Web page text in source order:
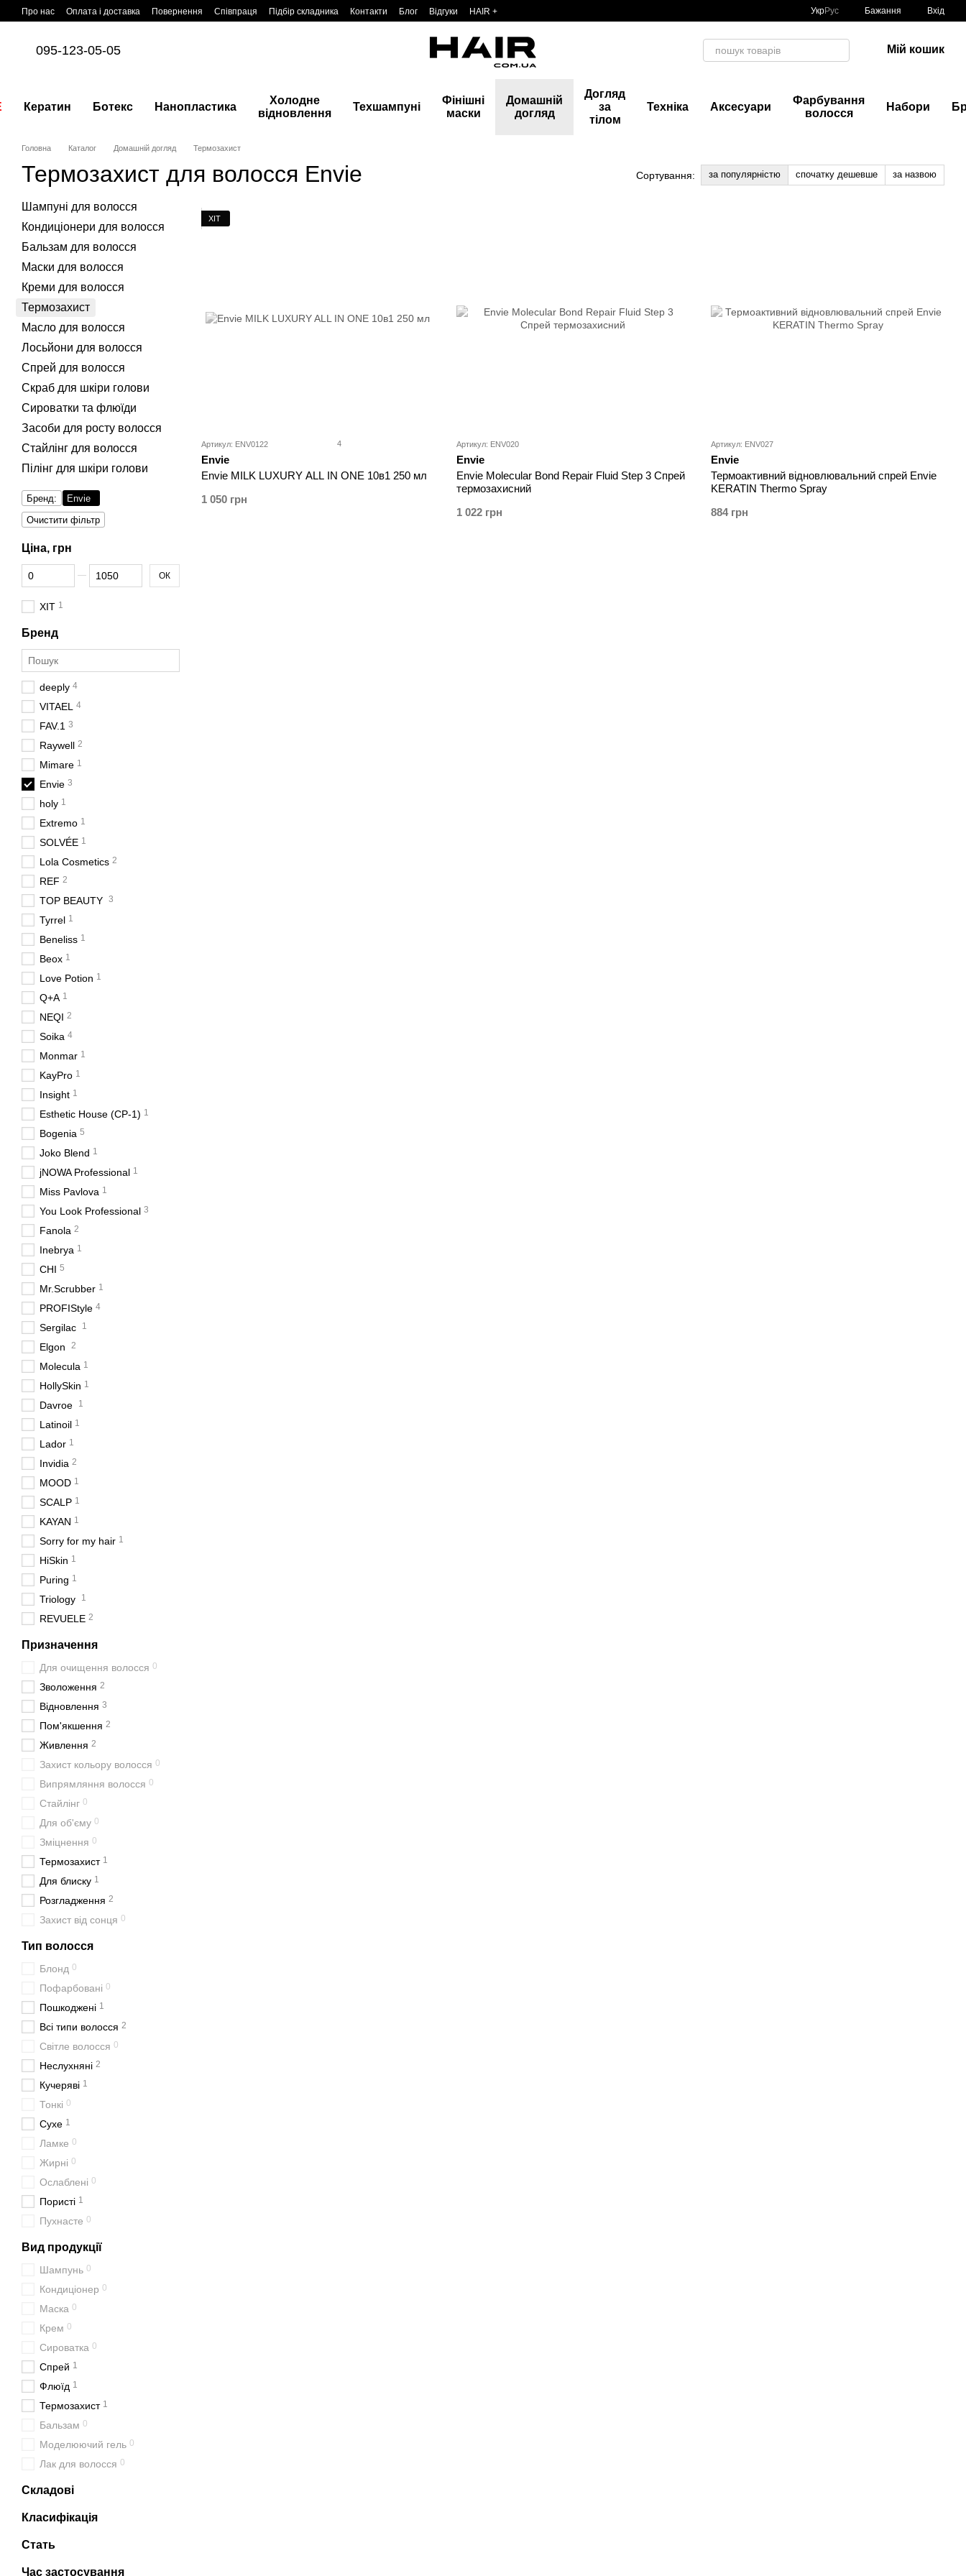
Перейти до основного контенту
Про нас Оплата і доставка Повернення Співпраця Підбір складника Контакти Блог Відгуки HAIR + УкрРус Бажання Вхід
095-123-05-05 Мій кошик
Кератин Ботекс Нанопластика
Холодне
відновлення
Техшампуні
Фінішні
маски
Домашній
догляд
Догляд
за
тілом
Техніка Аксесуари
Фарбування
волосся
Набори
Головна Каталог Домашній догляд Термозахист
Термозахист для волосся Envie Сортування: за популярністю спочатку дешевше за назвою
ХІТ
Артикул: ENV0122 4
Envie
Envie MILK LUXURY ALL IN ONE 10в1 250 мл
1 050 грн
Артикул: ENV020
Envie
Envie Molecular Bond Repair Fluid Step 3 Спрей
термозахисний
1 022 грн
Артикул: ENV027
Envie
Термоактивний відновлювальний спрей Envie
KERATIN Thermo Spray
884 грн
Шампуні для волосся
Кондиціонери для волосся
Бальзам для волосся
Маски для волосся
Креми для волосся
Термозахист
Масло для волосся
Лосьйони для волосся
Спрей для волосся
Скраб для шкіри голови
Сироватки та флюїди
Засоби для росту волосся
Стайлінг для волосся
Пілінг для шкіри голови
Бренд:
Envie
Очистити фільтр
Ціна, грн
Від Ціна, грн
До Ціна, грн ОК
ХІТ 1
Бренд
deeply 4
VITAEL 4
FAV.1 3
Raywell 2
Mimare 1
Envie 3
holy 1
Extremo 1
SOLVÉE 1
Lola Cosmetics 2
REF 2
TOP BEAUTY 3
Tyrrel 1
Beneliss 1
Beox 1
Love Potion 1
Q+A 1
NEQI 2
Soika 4
Monmar 1
KayPro 1
Insight 1
Esthetic House (CP-1) 1
Bogenia 5
Joko Blend 1
jNOWA Professional 1
Miss Pavlova 1
You Look Professional 3
Fanola 2
Inebrya 1
CHI 5
Mr.Scrubber 1
PROFIStyle 4
Sergilac 1
Elgon 2
Molecula 1
HollySkin 1
Davroe 1
Latinoil 1
Lador 1
Invidia 2
MOOD 1
SCALP 1
KAYAN 1
Sorry for my hair 1
HiSkin 1
Puring 1
Triology 1
REVUELE 2
Призначення
Для очищення волосся 0
Зволоження 2
Відновлення 3
Пом'якшення 2
Живлення 2
Захист кольору волосся 0
Випрямляння волосся 0
Стайлінг 0
Для об'єму 0
Зміцнення 0
Термозахист 1
Для блиску 1
Розгладження 2
Захист від сонця 0
Тип волосся
Блонд 0
Пофарбовані 0
Пошкоджені 1
Всі типи волосся 2
Світле волосся 0
Неслухняні 2
Кучеряві 1
Тонкі 0
Сухе 1
Ламке 0
Жирні 0
Ослаблені 0
Пористі 1
Пухнасте 0
Вид продукції
Шампунь 0
Кондиціонер 0
Маска 0
Крем 0
Сироватка 0
Спрей 1
Флюїд 1
Термозахист 1
Бальзам 0
Моделюючий гель 0
Лак для волосся 0
Складові
Класифікація
Стать
Час застосування